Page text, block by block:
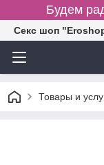
Будем
Секс шоп
Товары и